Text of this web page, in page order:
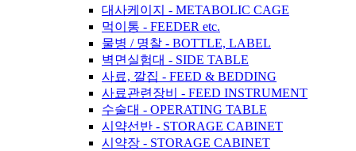
대사케이지 - METABOLIC CAGE
먹이통 - FEEDER etc.
물병 / 명찰 - BOTTLE, LABEL
벽면실험대 - SIDE TABLE
사료, 깔집 - FEED & BEDDING
사료관련장비 - FEED INSTRUMENT
수술대 - OPERATING TABLE
시약선반 - STORAGE CABINET
시약장 - STORAGE CABINET